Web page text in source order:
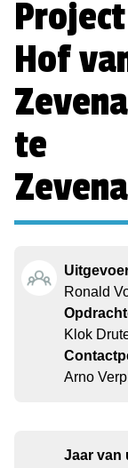
Hof
te
Ronald
Klok
Arno
Jaar van